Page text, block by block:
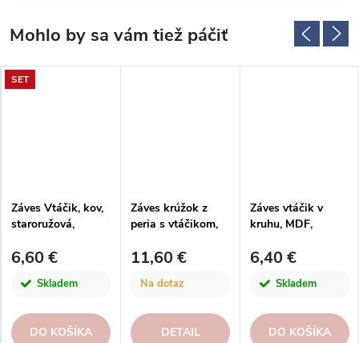
SET
Záves Vtáčik, kov,
staroružová,
6,60 €
Skladem
DO KOŠÍKA
Záves krúžok z
peria s vtáčikom,
11,60 €
Na dotaz
DETAIL
Záves vtáčik v
kruhu, MDF,
pr.11x2,5cm|Ego
6,40 €
Skladem
DO KOŠÍKA